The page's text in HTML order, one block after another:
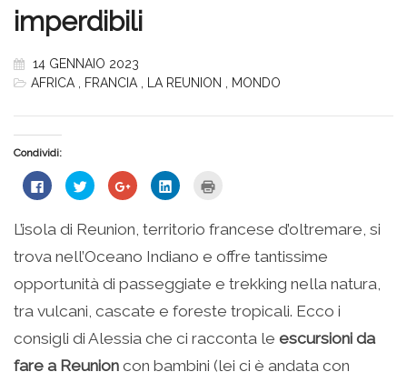
imperdibili
14 GENNAIO 2023
AFRICA
FRANCIA LA REUNION MONDO
Condividi:
Fai
clic
su
Facebook
apre
una
nuova
finestra)
Fai
clic
condividere
su
Twitter
(Si
in
una
finestra)
Fai
clic
condividere
su
Google+
(Si
in
una
nuova
finestra)
Fai
clic
condividere
su
(Si
in
una
nuova
finestra)
stampare
(Si
apre
in
nuova
finestra)
L’isola di Reunion, territorio francese d’oltremare, si
trova nell’Oceano Indiano e offre tantissime
opportunità di passeggiate e trekking nella natura,
tra vulcani, cascate e foreste tropicali. Ecco i
consigli di Alessia che ci racconta le escursioni da
fare a Reunion con bambini (lei ci è andata con